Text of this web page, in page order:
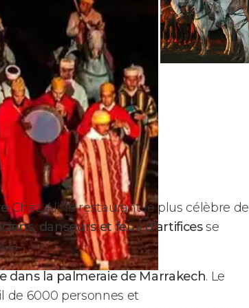
Chez Ali, le restaurant le plus célèbre de
danseurs et feux d’artificesse
dans la palmeraie de Marrakech. Le
de 6000 personnes et